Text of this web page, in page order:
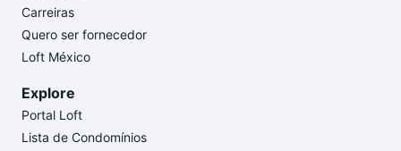
Carreiras
Quero ser fornecedor
Loft México
Explore
Portal Loft
Lista de Condomínios